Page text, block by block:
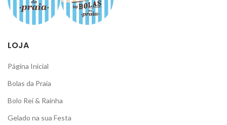
LOJA
Página Inicial
Bolas da Praia
Bolo Rei & Rainha
Gelado na sua Festa